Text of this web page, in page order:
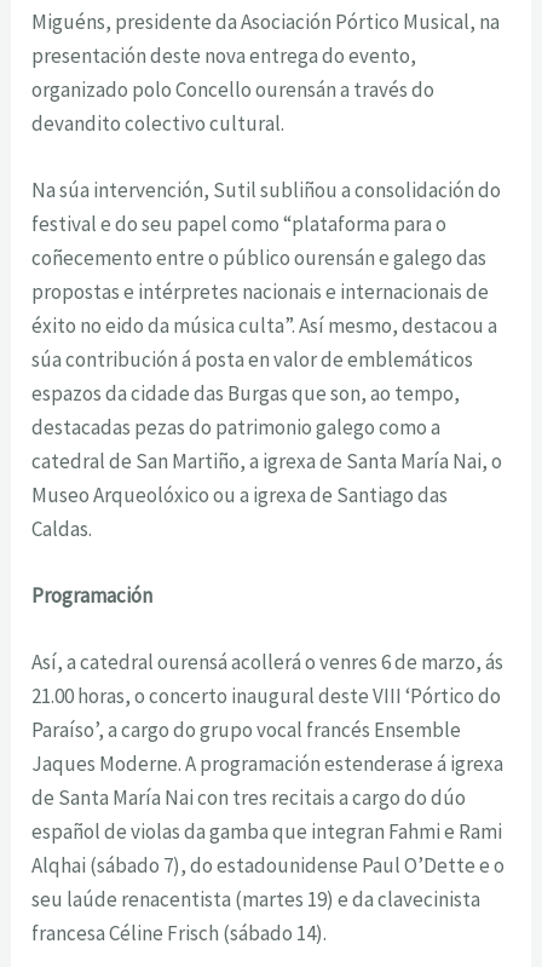
Miguéns, presidente da Asociación Pórtico Musical, na
presentación deste nova entrega do evento,
organizado polo Concello ourensán a través do
devandito colectivo cultural.
Na súa intervención, Sutil subliñou a consolidación do
festival e do seu papel como “plataforma para o
coñecemento entre o público ourensán e galego das
propostas e intérpretes nacionais e internacionais de
éxito no eido da música culta”. Así mesmo, destacou a
súa contribución á posta en valor de emblemáticos
espazos da cidade das Burgas que son, ao tempo,
destacadas pezas do patrimonio galego como a
catedral de San Martiño, a igrexa de Santa María Nai, o
Museo Arqueolóxico ou a igrexa de Santiago das
Caldas.
Programación
Así, a catedral ourensá acollerá o venres 6 de marzo, ás
21.00 horas, o concerto inaugural deste VIII ‘Pórtico do
Paraíso’, a cargo do grupo vocal francés Ensemble
Jaques Moderne. A programación estenderase á igrexa
de Santa María Nai con tres recitais a cargo do dúo
español de violas da gamba que integran Fahmi e Rami
Alqhai (sábado 7), do estadounidense Paul O’Dette e o
seu laúde renacentista (martes 19) e da clavecinista
francesa Céline Frisch (sábado 14).